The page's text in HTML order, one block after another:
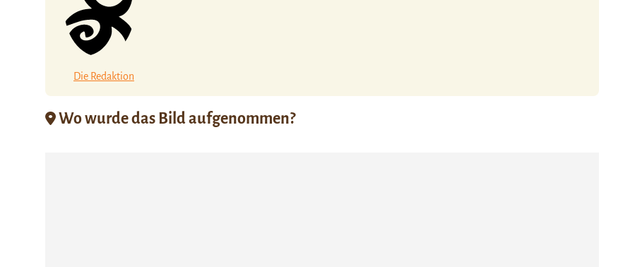
Die Redaktion
Wo wurde das Bild aufgenommen?